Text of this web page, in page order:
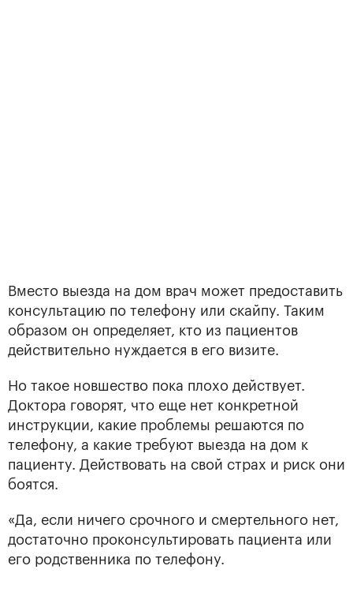
Вместо выезда на дом врач может предоставить
консультацию по телефону или скайпу. Таким
образом он определяет, кто из пациентов
действительно нуждается в его визите.
Но такое новшество пока плохо действует.
Доктора говорят, что еще нет конкретной
инструкции, какие проблемы решаются по
телефону, а какие требуют выезда на дом к
пациенту. Действовать на свой страх и риск они
боятся.
«Да, если ничего срочного и смертельного нет,
достаточно проконсультировать пациента или
его родственника по телефону.